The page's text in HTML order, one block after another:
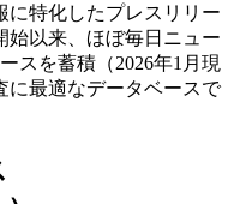
に特化したプレスリリー
始以来、ほぼ毎日ニュー
スを蓄積（2026年1月現
に最適なデータベースで